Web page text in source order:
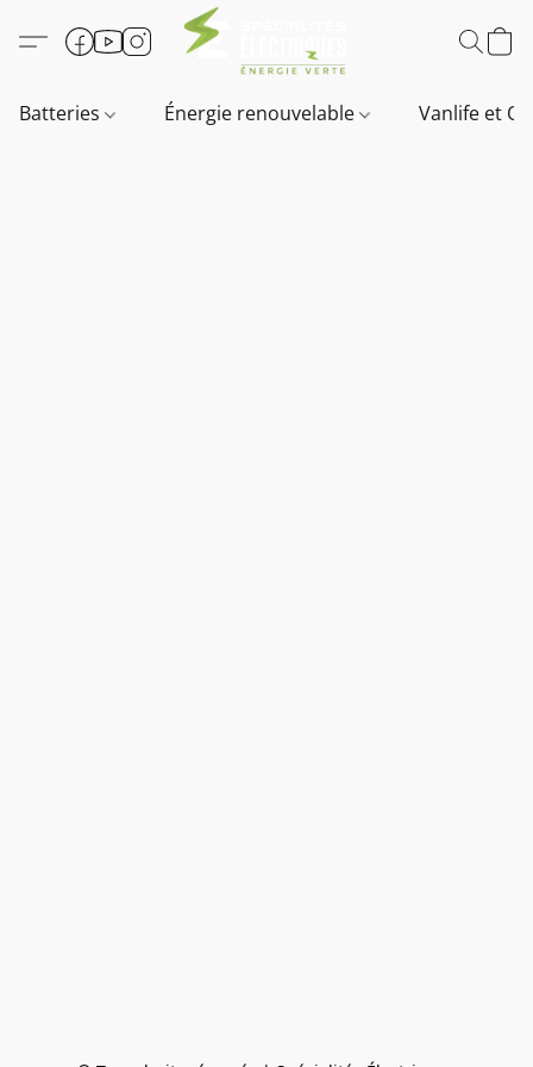
Batteries Énergie renouvelable Vanlife et